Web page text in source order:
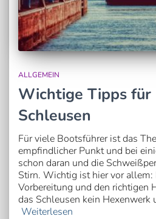
ALLGEMEIN
Wichtige Tipps für
Schleusen
Für viele Bootsführer ist das
empfindlicher Punkt und bei
schon daran und die
Stirn. Wichtig ist hier vor allem:
Vorbereitung und den richtigen
das Schleusen kein Hexenwerk
Weiterlesen